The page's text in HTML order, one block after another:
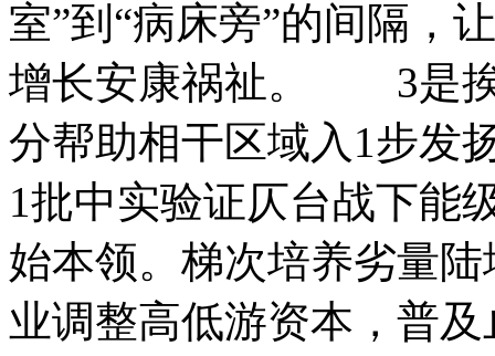
室”到“病床旁”的间隔，
增长安康祸祉。 3是挨
分帮助相干区域入1步发
1批中实验证仄台战下能
始本领。梯次培养劣量
业调整高低游资本，普